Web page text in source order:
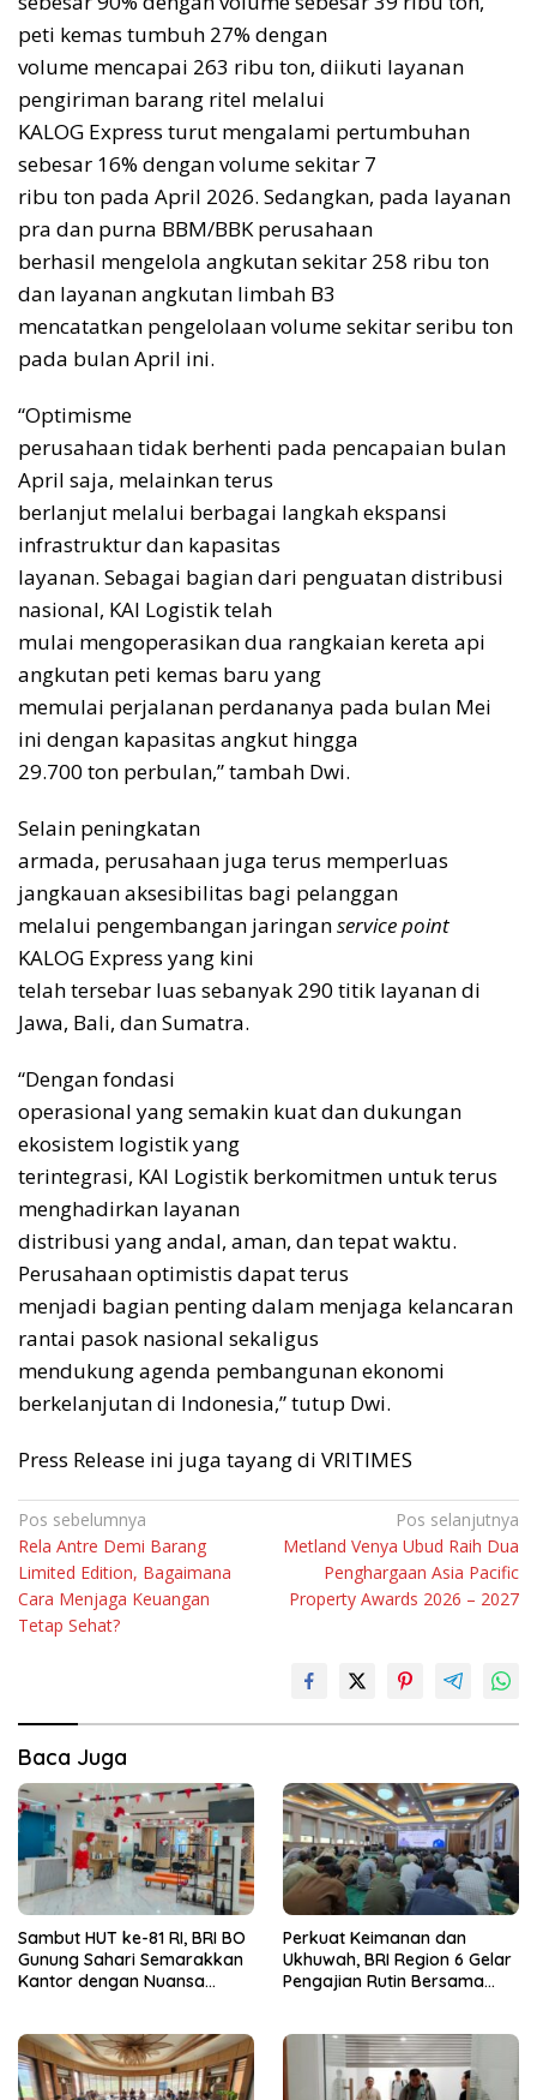
peti kemas tumbuh 27% dengan
volume mencapai 263 ribu ton, diikuti layanan
pengiriman barang ritel melalui
KALOG Express turut mengalami pertumbuhan
sebesar 16% dengan volume sekitar 7
ribu ton pada April 2026. Sedangkan, pada layanan
pra dan purna BBM/BBK perusahaan
berhasil mengelola angkutan sekitar 258 ribu ton
dan layanan angkutan limbah B3
mencatatkan pengelolaan volume sekitar seribu ton
pada bulan April ini.
“Optimisme
perusahaan tidak berhenti pada pencapaian bulan
April saja, melainkan terus
berlanjut melalui berbagai langkah ekspansi
infrastruktur dan kapasitas
layanan. Sebagai bagian dari penguatan distribusi
nasional, KAI Logistik telah
mulai mengoperasikan dua rangkaian kereta api
angkutan peti kemas baru yang
memulai perjalanan perdananya pada bulan Mei
ini dengan kapasitas angkut hingga
29.700 ton perbulan,” tambah Dwi.
Selain peningkatan
armada, perusahaan juga terus memperluas
jangkauan aksesibilitas bagi pelanggan
melalui pengembangan jaringanservice point
KALOG Express yang kini
telah tersebar luas sebanyak 290 titik layanan di
Jawa, Bali, dan Sumatra.
“Dengan fondasi
operasional yang semakin kuat dan dukungan
ekosistem logistik yang
terintegrasi, KAI Logistik berkomitmen untuk terus
menghadirkan layanan
distribusi yang andal, aman, dan tepat waktu.
Perusahaan optimistis dapat terus
menjadi bagian penting dalam menjaga kelancaran
rantai pasok nasional sekaligus
mendukung agenda pembangunan ekonomi
berkelanjutan di Indonesia,” tutup Dwi.
Press Release ini juga tayang di VRITIMES
Navigasi
pos
Pos sebelumnya
Rela Antre Demi Barang
Limited Edition, Bagaimana
Cara Menjaga Keuangan
Tetap Sehat?
Pos selanjutnya
Metland Venya Ubud Raih Dua
Penghargaan Asia Pacific
Property Awards 2026 – 2027
Baca Juga
Sambut HUT ke-81 RI, BRI BO
Gunung Sahari Semarakkan
Kantor dengan Nuansa
Perkuat Keimanan dan
Ukhuwah, BRI Region 6 Gelar
Pengajian Rutin Bersama